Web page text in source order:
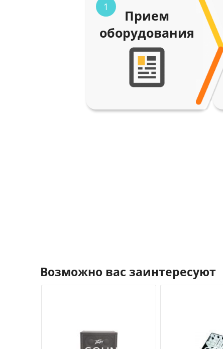
1
Прием
оборудования
Возможно вас заинтересуют